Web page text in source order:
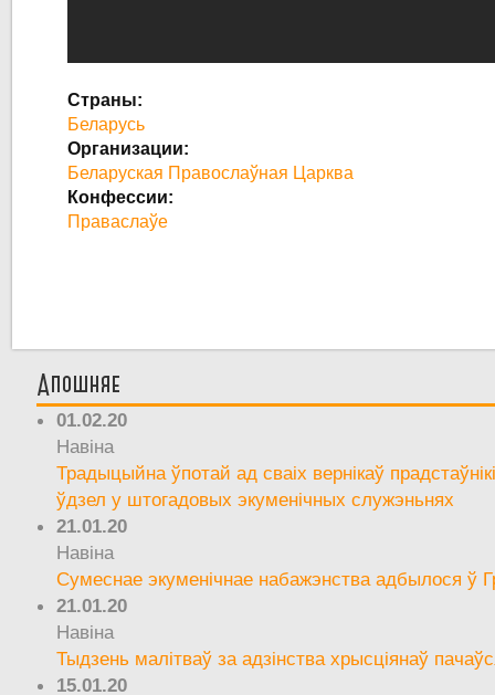
Страны:
Беларусь
Организации:
Беларуская Правослаўная Царква
Конфессии:
Праваслаўе
Апошняе
01.02.20
Навіна
Традыцыйна ўпотай ад сваіх вернікаў
ўдзел у штогадовых экуменічных служэньнях
21.01.20
Навіна
Сумеснае экуменічнае набажэнства адбылося ў
21.01.20
Навіна
Тыдзень малітваў за адзінства хрысціянаў
15.01.20